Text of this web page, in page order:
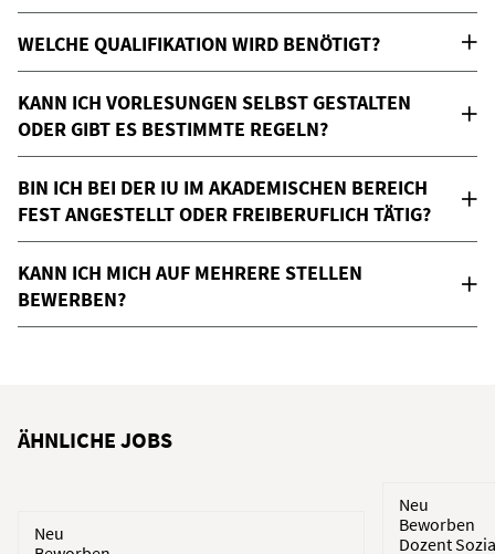
WELCHE QUALIFIKATION WIRD BENÖTIGT?
KANN ICH VORLESUNGEN SELBST GESTALTEN
ODER GIBT ES BESTIMMTE REGELN?
BIN ICH BEI DER IU IM AKADEMISCHEN BEREICH
FEST ANGESTELLT ODER FREIBERUFLICH TÄTIG?
KANN ICH MICH AUF MEHRERE STELLEN
BEWERBEN?
ÄHNLICHE JOBS
Neu
Neu
Beworben
Dozent